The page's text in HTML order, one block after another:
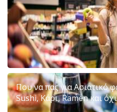
Που να πας για Ασιατικό
Sushi, Κάρι, Ramen και